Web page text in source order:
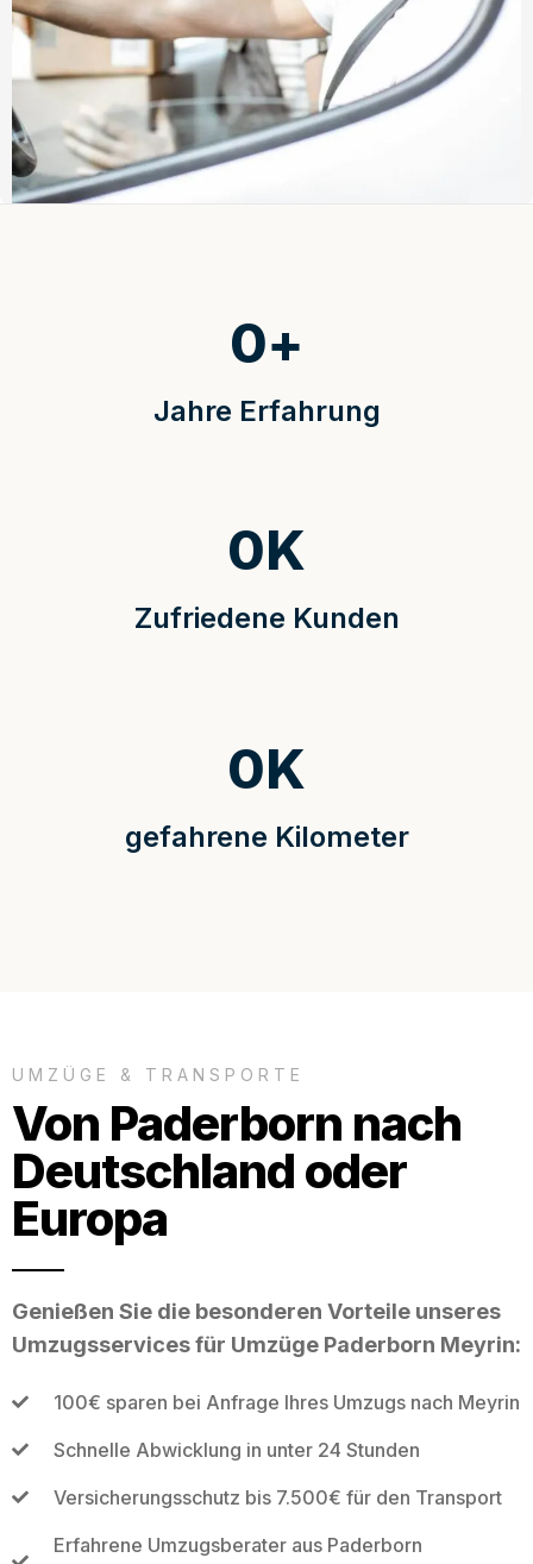
Jahre Erfahrung
0+
Zufriedene Kunden
0K
gefahrene Kilometer
0K
UMZÜGE & TRANSPORTE
Von Paderborn nach
Deutschland oder
Europa
Genießen Sie die besonderen Vorteile unseres
Umzugsservices für Umzüge Paderborn Meyrin:
100€ sparen bei Anfrage Ihres Umzugs nach Meyrin
Schnelle Abwicklung in unter 24 Stunden
Versicherungsschutz bis 7.500€ für den Transport
Erfahrene Umzugsberater aus Paderborn